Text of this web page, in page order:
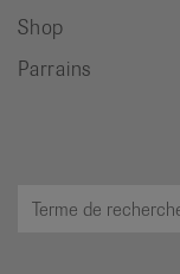
Shop
Parrains
Terme